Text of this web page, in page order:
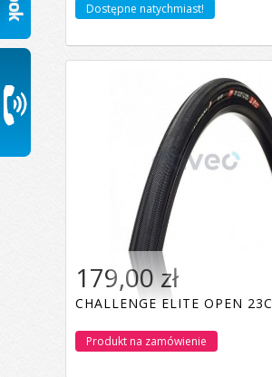
Dostępne natychmiast!
179,00 zł
CHALLENGE ELITE OPEN 23C
Produkt na zamówienie